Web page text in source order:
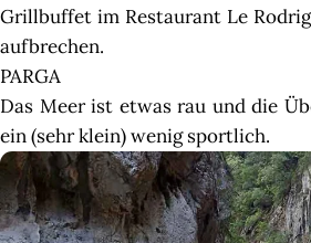
Grillbuffet im Restaurant Le
aufbrechen.
PARGA
Das Meer ist etwas rau und die
ein (sehr klein) wenig sportlich.